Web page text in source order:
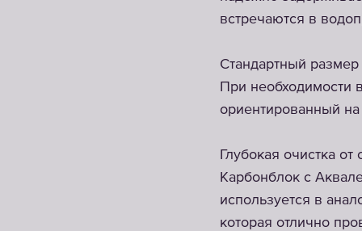
встречаются в
Стандартный
При необходимости
ориентированный на
Глубокая очистка от
Карбонблок с
используется в
которая отлично